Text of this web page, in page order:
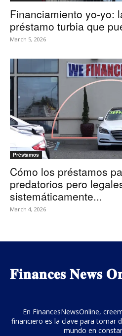
Financiamiento yo-yo:
préstamo turbia que
March 5, 2026
Préstamos
Cómo los préstamos
predatorios pero
sistemáticamente...
March 4, 2026
𝐅𝐢𝐧𝐚𝐧𝐜𝐞𝐬 𝐍𝐞𝐰𝐬
En FinancesNewsOnline,
financiero es la clave para tomar
mundo en